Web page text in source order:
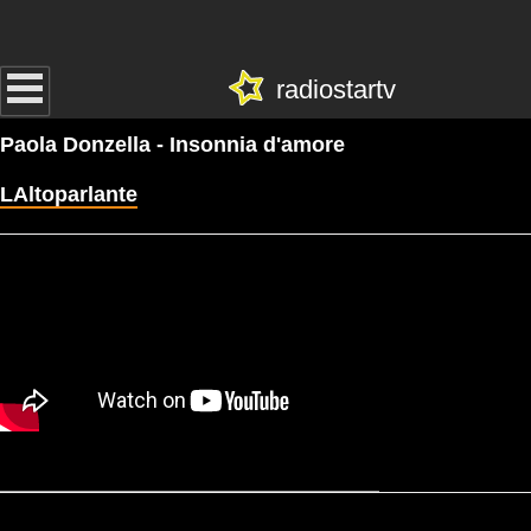
radiostartv
Paola Donzella - Insonnia d'amore
LAltoparlante